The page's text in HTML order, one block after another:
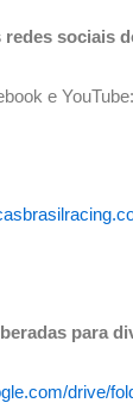
redes sociais
e
para
drive/